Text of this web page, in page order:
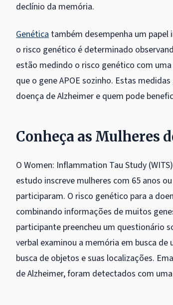
declínio da memória.
Genética também desempenha um
o risco genético é determinado
estão medindo o risco genético com
que o gene APOE sozinho. Estas
doença de Alzheimer e quem pode
Conheça as Mulheres
O Women: Inflammation Tau Study
estudo inscreve mulheres com 65 anos
participaram. O risco genético para a
combinando informações de muitos
participante preencheu um questionário
verbal examinou a memória em busca
busca de objetos e suas localizações.
de Alzheimer, foram detectados com